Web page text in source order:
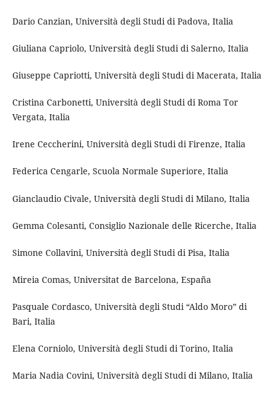
Dario Canzian, Università degli Studi di Padova, Italia
Giuliana Capriolo, Università degli Studi di Salerno, Italia
Giuseppe Capriotti, Università degli Studi di Macerata, Italia
Cristina Carbonetti, Università degli Studi di Roma Tor
Vergata, Italia
Irene Ceccherini, Università degli Studi di Firenze, Italia
Federica Cengarle, Scuola Normale Superiore, Italia
Gianclaudio Civale, Università degli Studi di Milano, Italia
Gemma Colesanti, Consiglio Nazionale delle Ricerche, Italia
Simone Collavini, Università degli Studi di Pisa, Italia
Mireia Comas, Universitat de Barcelona, España
Pasquale Cordasco, Università degli Studi “Aldo Moro” di
Bari, Italia
Elena Corniolo, Università degli Studi di Torino, Italia
Maria Nadia Covini, Università degli Studi di Milano, Italia